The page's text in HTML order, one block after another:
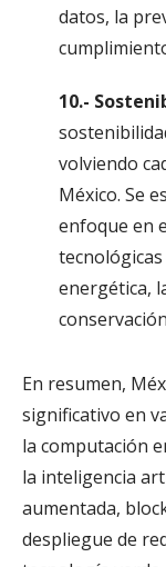
datos, la
10.-
volviendo
México. Se
enfoque en
energética,
En resumen,
significativo en
la computación
la inteligencia
aumentada,
despliegue de